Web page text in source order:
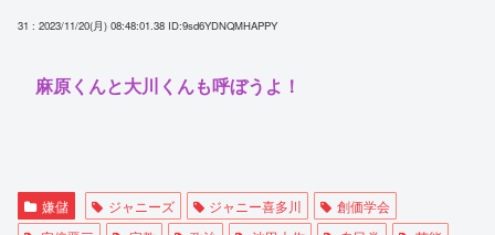
31 : 2023/11/20(月) 08:48:01.38 ID:9sd6YDNQMHAPPY
麻原くんと大川くんも呼ぼうよ！
嫌儲 ジャニーズ ジャニー喜多川
創価学会